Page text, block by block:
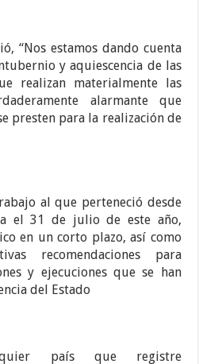
“Nos estamos dando cuenta
y aquiescencia de las
realizan materialmente las
alarmante que
presten para la realización de
al que perteneció desde
el 31 de julio de este año,
en un corto plazo, así como
recomendaciones para
y ejecuciones que se han
del Estado
país que registre